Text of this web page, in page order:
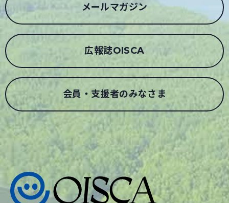
メールマガジン
広報誌OISCA
会員・支援者のみなさま